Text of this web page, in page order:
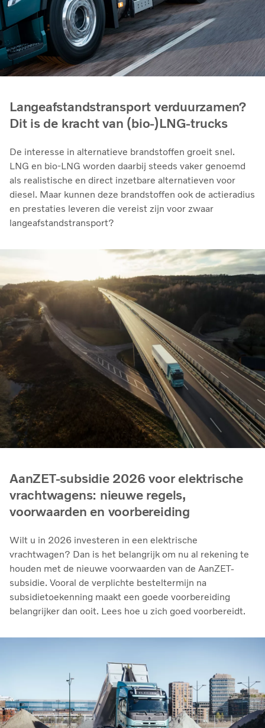
Langeafstandstransport verduurzamen?
Dit is de kracht van (bio-)LNG-trucks
De interesse in alternatieve brandstoffen groeit snel.
LNG en bio‑LNG worden daarbij steeds vaker genoemd
als realistische en direct inzetbare alternatieven voor
diesel. Maar kunnen deze brandstoffen ook de actieradius
en prestaties leveren die vereist zijn voor zwaar
langeafstandstransport?
AanZET-subsidie 2026 voor elektrische
vrachtwagens: nieuwe regels,
voorwaarden en voorbereiding
Wilt u in 2026 investeren in een elektrische
vrachtwagen? Dan is het belangrijk om nu al rekening te
houden met de nieuwe voorwaarden van de AanZET-
subsidie. Vooral de verplichte besteltermijn na
subsidietoekenning maakt een goede voorbereiding
belangrijker dan ooit. Lees hoe u zich goed voorbereidt.